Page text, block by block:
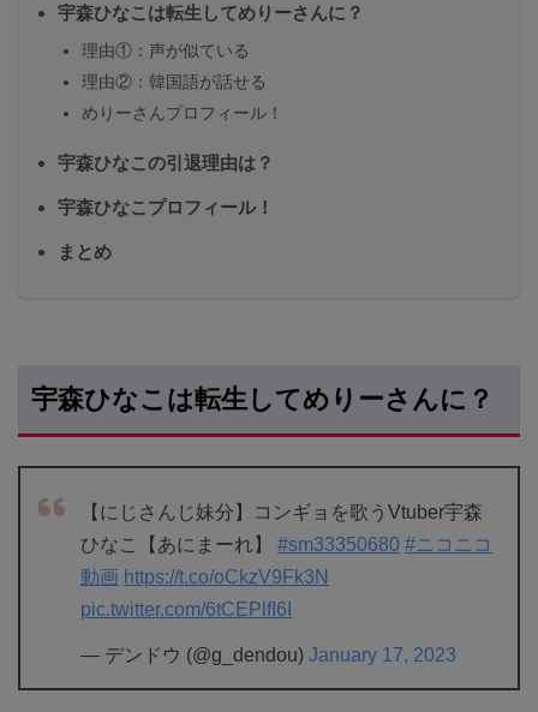
宇森ひなこは転生してめりーさんに？
理由①：声が似ている
理由②：韓国語が話せる
めりーさんプロフィール！
宇森ひなこの引退理由は？
宇森ひなこプロフィール！
まとめ
宇森ひなこは転生してめりーさんに？
【にじさんじ妹分】コンギョを歌うVtuber宇森
ひなこ【あにまーれ】 #sm33350680 #ニコニコ
動画 https://t.co/oCkzV9Fk3N
pic.twitter.com/6tCEPlfI6I
— デンドウ (@g_dendou) January 17, 2023